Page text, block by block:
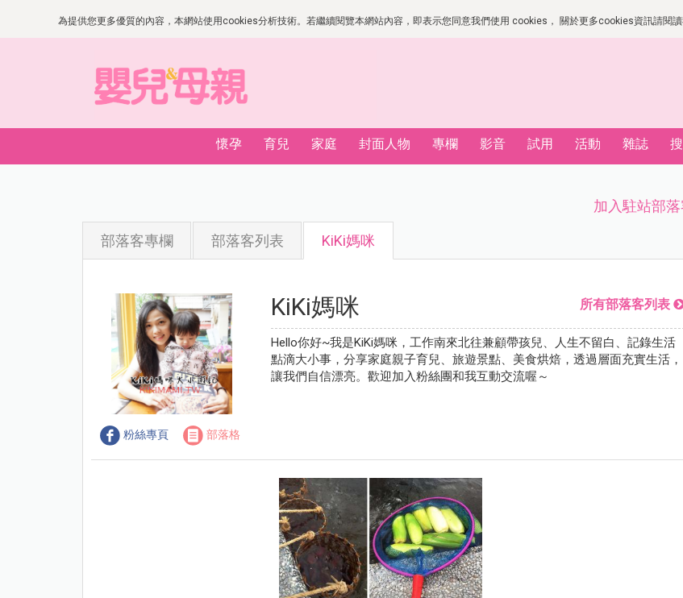
為提供您更多優質的內容，本網站使用cookies分析技術。若繼續閱覽本網站內容，即表示您同意我們使用 cookies， 關於更多cookies資訊請閱
懷孕 育兒 家庭 封面人物 專欄 影音 試用 活動 雜誌
加入駐站部落
部落客專欄 部落客列表 KiKi媽咪
粉絲專頁 部落格
KiKi媽咪 所有部落客列表
Hello你好~我是KiKi媽咪，工作南來北往兼顧帶孩兒、人生不留白、記錄生活
點滴大小事，分享家庭親子育兒、旅遊景點、美食烘焙，透過層面充實生活，
讓我們自信漂亮。歡迎加入粉絲團和我互動交流喔～